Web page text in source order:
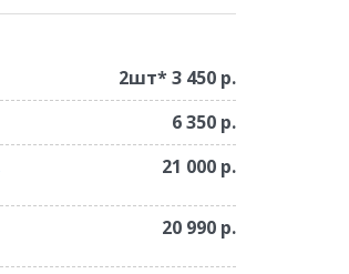
2шт*3 450 р.
6 350 р.
21 000 р.
20 990 р.